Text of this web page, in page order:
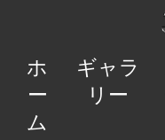
ホ
ー
ム
ギャラ
リー